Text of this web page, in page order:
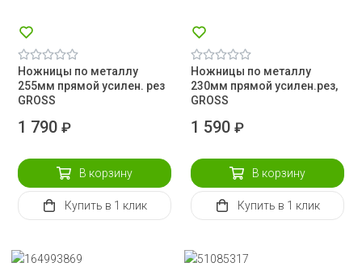
Ножницы по металлу
255мм прямой усилен. рез
GROSS
1 790 ₽
В корзину
Купить в 1 клик
Ножницы по металлу
230мм прямой усилен.рез,
GROSS
1 590₽
В корзину
Купить в 1 клик